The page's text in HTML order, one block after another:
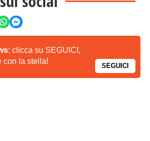
: clicca su SEGUICI,
con la stella!
SEGUICI